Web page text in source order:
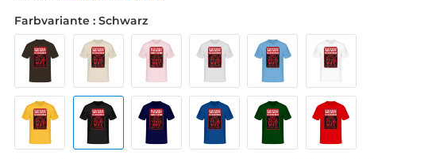
Farbvariante : Schwarz